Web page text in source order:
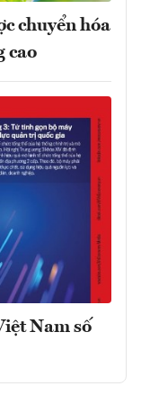
chuyển hóa
cao
Nam số